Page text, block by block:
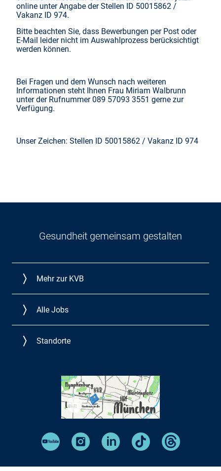
online unter Angabe der Stellen ID 50015862 /
Vakanz ID 974.
Bitte beachten Sie, dass Bewerbungen per Post oder
E-Mail leider nicht im Auswahlprozess berücksichtigt
werden können.
Bei Fragen und dem Wunsch nach weiteren
Informationen steht Ihnen Frau Miriam Walbrunn
unter der Rufnummer 089 57093 3551 gerne zur
Verfügung.
Unser Zeichen: Stellen ID 50015862 / Vakanz ID 974
Gesundheit gemeinsam gestalten
Mehr zur KVB
Alle Jobs
Standorte
©
KVB